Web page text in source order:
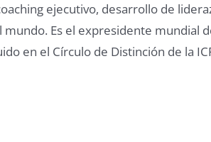
ejecutivo, desarrollo de
Es el expresidente mundial
en el Círculo de Distinción de la